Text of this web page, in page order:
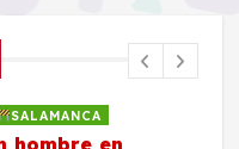
VIAL
mujer resulta